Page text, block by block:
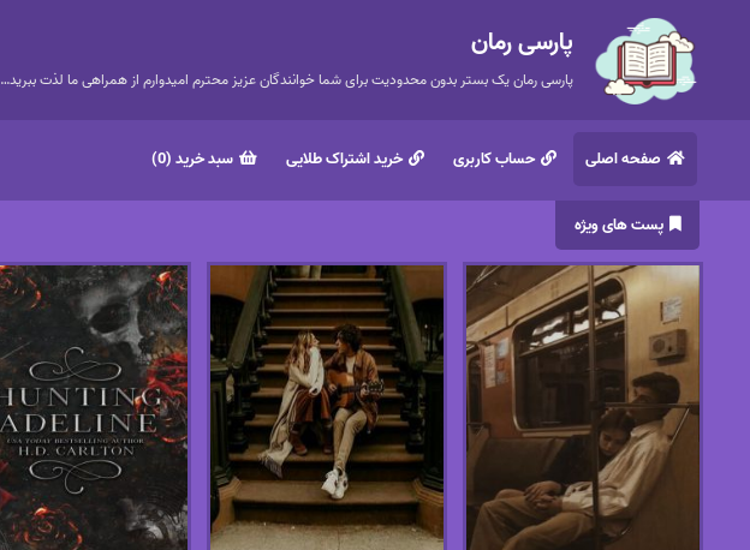
پارسی رمان
پارسی رمان یک بستر بدون محدودیت برای شما خوانندگان عزیز محترم امیدوارم از همراهی ما لذت ببرید…
صفحه اصلی حساب کاربری خرید اشتراک طلایی سبد خرید (0)
پست های ویژه